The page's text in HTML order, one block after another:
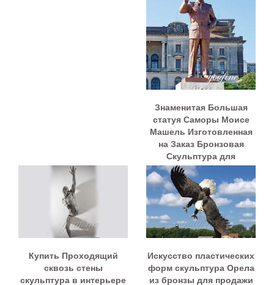
Знаменитая Большая
статуя Саморы Моисе
Машель Изготовленная
на Заказ Бронзовая
Скульптура для
продажи BOKK-957
Купить Проходящий
сквозь стены
скульптура в интерьере
Искусство пластических
форм скульптура Орела
из бронзы для продажи